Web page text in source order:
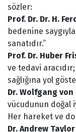
sözler:
Prof. Dr. Dr. H.
bedenine
sanatıdır.”
Prof. Dr. Huber
ve tedavi
sağlığına yol
Dr. Wolfgang von
vücudunun doğal
Her hareket ve
Dr. Andrew